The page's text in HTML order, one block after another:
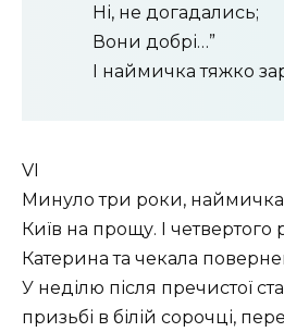
Ні, не догадались;
Вони добрі…”
І наймичка тяжко
VI
Минуло три роки, наймичка
Київ на прощу. І четвертого
Катерина та чекала
У неділю після пречистої
призьбі в білій сорочці,